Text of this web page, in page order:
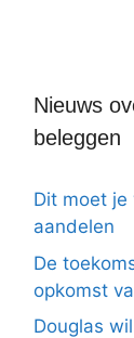
Nieuws
beleggen
Dit moet
aandelen
De
opkomst
Douglas